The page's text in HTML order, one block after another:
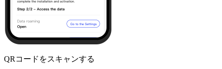
QRコードをスキャンする